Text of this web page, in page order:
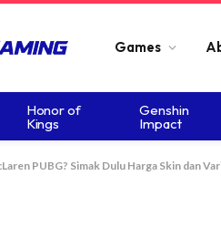
Games
Honor of
Kings
Genshin
Impact
PUBG? Simak Dulu Harga Skin dan